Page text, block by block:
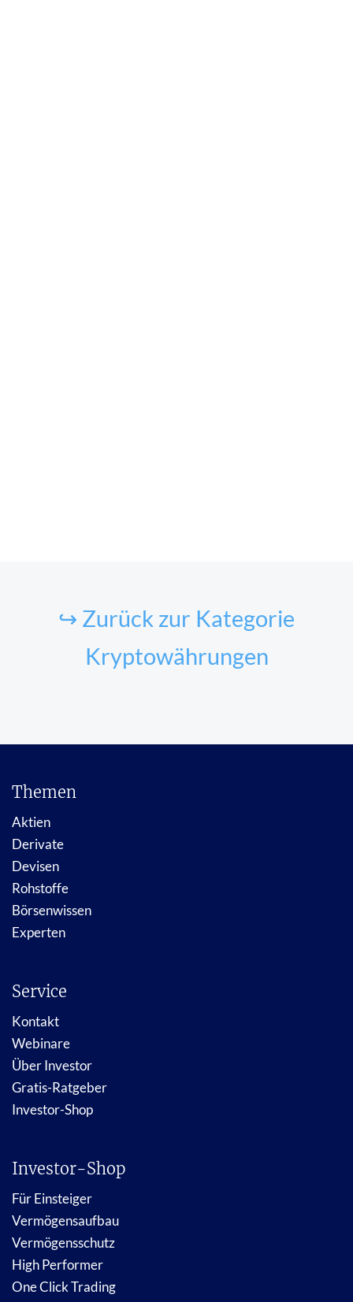
↪ Zurück zur Kategorie
Kryptowährungen
Themen
Aktien
Derivate
Devisen
Rohstoffe
Börsenwissen
Experten
Service
Kontakt
Webinare
Über Investor
Gratis-Ratgeber
Investor-Shop
Investor-Shop
Für Einsteiger
Vermögensaufbau
Vermögensschutz
High Performer
One Click Trading